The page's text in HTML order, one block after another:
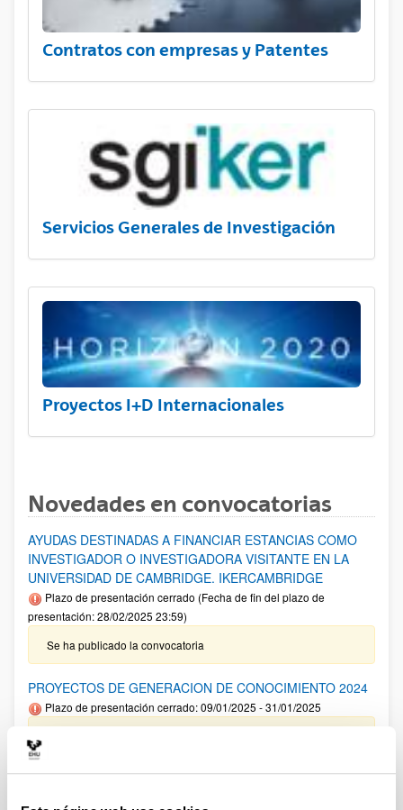
Contratos con empresas y Patentes
Servicios Generales de Investigación
Proyectos I+D Internacionales
Novedades en convocatorias
AYUDAS DESTINADAS A FINANCIAR ESTANCIAS COMO
INVESTIGADOR O INVESTIGADORA VISITANTE EN LA
UNIVERSIDAD DE CAMBRIDGE. IKERCAMBRIDGE
Plazo de presentación cerrado (Fecha de fin del plazo de
presentación: 28/02/2025 23:59)
Se ha publicado la convocatoria
PROYECTOS DE GENERACION DE CONOCIMIENTO 2024
Plazo de presentación cerrado: 09/01/2025 - 31/01/2025